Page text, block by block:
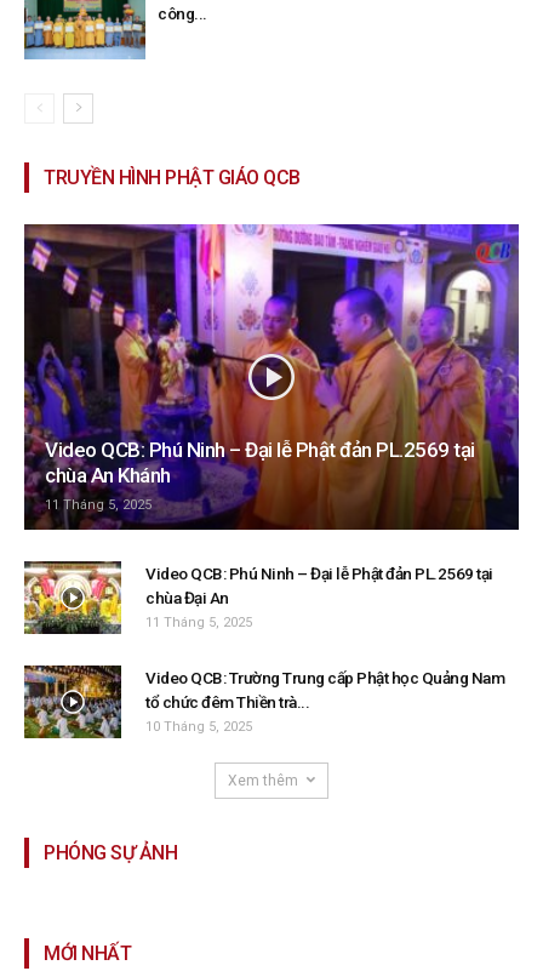
công...
TRUYỀN HÌNH PHẬT GIÁO QCB
Video QCB: Phú Ninh – Đại lễ Phật đản PL.2569 tại
chùa An Khánh
11 Tháng 5, 2025
Video QCB: Phú Ninh – Đại lễ Phật đản PL.2569 tại
chùa Đại An
11 Tháng 5, 2025
Video QCB: Trường Trung cấp Phật học Quảng Nam
tổ chức đêm Thiền trà...
10 Tháng 5, 2025
Xem thêm
PHÓNG SỰ ẢNH
MỚI NHẤT